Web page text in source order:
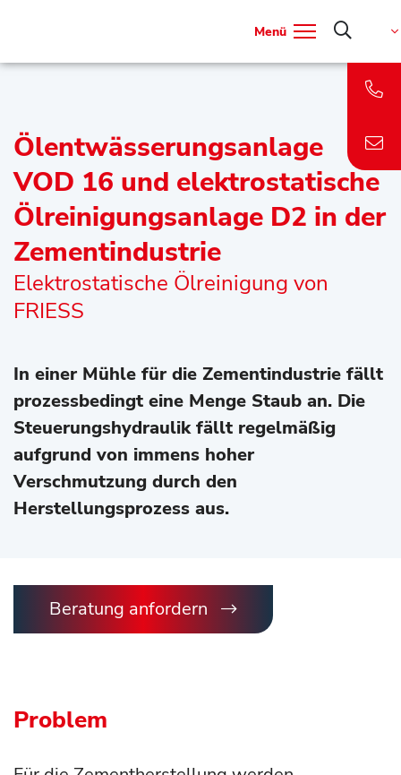
Menü
Ölentwässerungsanlage
VOD 16 und elektrostatische
Ölreinigungsanlage D2 in der
Zementindustrie
Elektrostatische Ölreinigung von
FRIESS
In einer Mühle für die Zementindustrie fällt
prozessbedingt eine Menge Staub an. Die
Steuerungshydraulik fällt regelmäßig
aufgrund von immens hoher
Verschmutzung durch den
Herstellungsprozess aus.
Beratung anfordern
Problem